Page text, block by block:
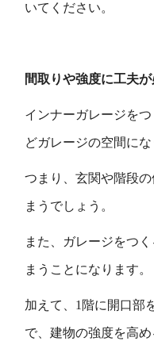
いてください。
間取りや強度に工夫
インナーガレージを
どガレージの空間にな
つまり、玄関や階段
まうでしょう。
また、ガレージをつ
まうことになります。
加えて、1階に開口部
で、建物の強度を高